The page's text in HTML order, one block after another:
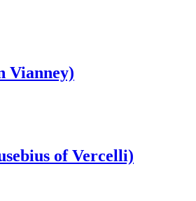
Vianney)
of Vercelli)